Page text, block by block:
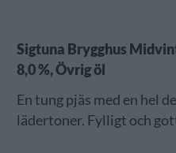
Sigtuna Brygghus
8,0 %, Övrig öl
En tung pjäs med en hel
lädertoner. Fylligt och